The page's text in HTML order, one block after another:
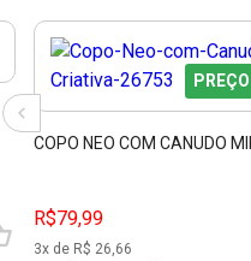
COPO NEO COM CANUDO
R$79,99
3x de R$ 26,66